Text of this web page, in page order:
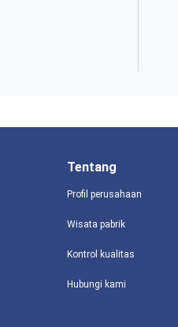
Tentang
Profil perusahaan
Wisata pabrik
Kontrol kualitas
Hubungi kami